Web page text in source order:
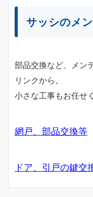
サッシのメ
部品交換など、メン
リンクから。
小さな工事もお任せ
網戸、部品交換等
ドア、引戸の鍵交